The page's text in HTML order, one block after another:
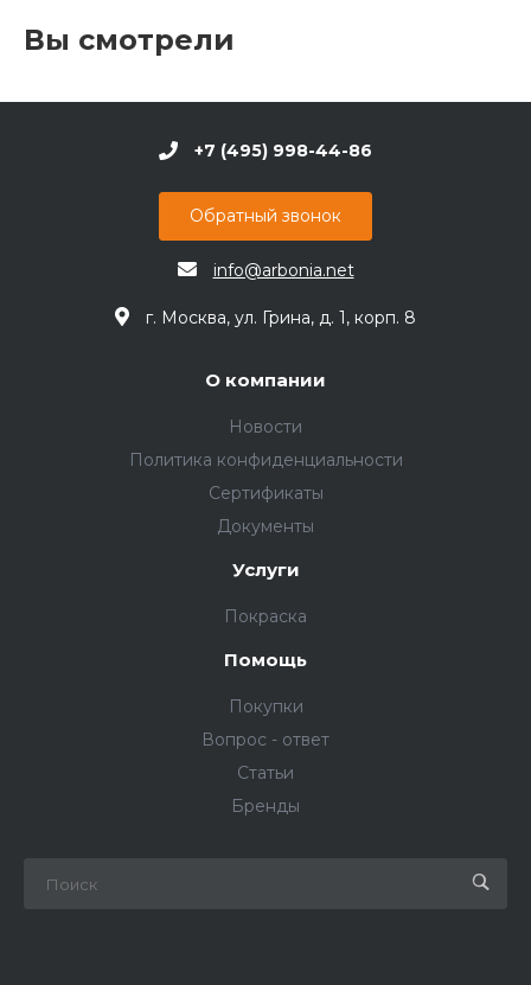
Вы смотрели
+7 (495) 998-44-86
Обратный звонок
info@arbonia.net
г. Москва, ул. Грина, д. 1, корп. 8
О компании
Новости
Политика конфиденциальности
Сертификаты
Документы
Услуги
Покраска
Помощь
Покупки
Вопрос - ответ
Статьи
Бренды